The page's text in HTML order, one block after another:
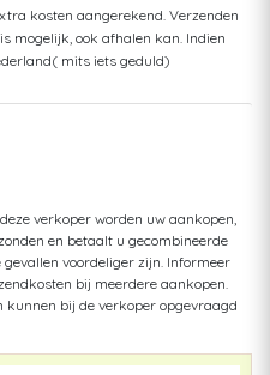
kosten aangerekend. Verzenden
mogelijk, ook afhalen kan. Indien
mits iets geduld)
verkoper worden uw aankopen,
en betaalt u gecombineerde
voordeliger zijn. Informeer
bij meerdere aankopen.
bij de verkoper opgevraagd